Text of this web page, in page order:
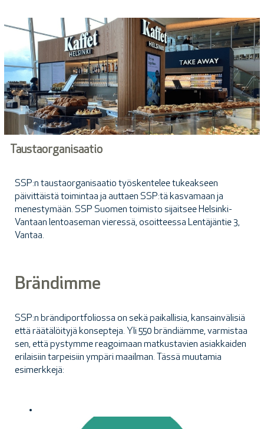
Taustaorganisaatio
SSP:n taustaorganisaatio työskentelee tukeakseen
päivittäistä toimintaa ja auttaen SSP:tä kasvamaan ja
menestymään. SSP Suomen toimisto sijaitsee Helsinki-
Vantaan lentoaseman vieressä, osoitteessa Lentäjäntie 3,
Vantaa.
Brändimme
SSP:n brändiportfoliossa on sekä paikallisia, kansainvälisiä
että räätälöityjä konsepteja. Yli 550 brändiämme, varmistaa
sen, että pystymme reagoimaan matkustavien asiakkaiden
erilaisiin tarpeisiin ympäri maailman. Tässä muutamia
esimerkkejä: